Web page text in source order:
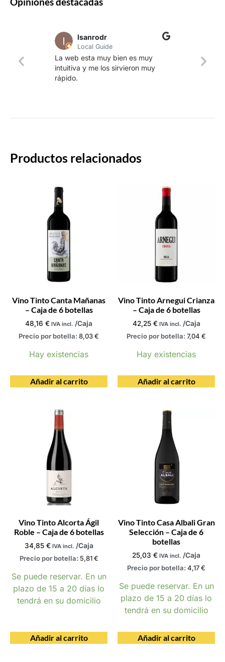
lsanrodr
Local Guide
La web esta muy bien es muy
intuitiva y me los sirvieron muy
rápido.
Productos relacionados
Vino Tinto Canta Mañanas
– Caja de 6 botellas
48,16 € IVA incl. /Caja
Precio por botella: 8,03€
Hay existencias
Añadir al carrito
Vino Tinto Arnegui Crianza
– Caja de 6 botellas
42,25 € IVA incl. /Caja
Precio por botella: 7,04 €
Hay existencias
Añadir al carrito
Vino Tinto Alcorta Ágil
Roble – Caja de 6 botellas
34,85 € IVA incl. /Caja
Precio por botella: 5,81€
Se puede reservar. En un
plazo de 15 a 20 días lo
tendrá en su domicilio
Añadir al carrito
Vino Tinto Casa Albali Gran
Selección – Caja de 6
botellas
25,03 € IVA incl. /Caja
Precio por botella: 4,17€
Se puede reservar. En un
plazo de 15 a 20 días lo
tendrá en su domicilio
Añadir al carrito